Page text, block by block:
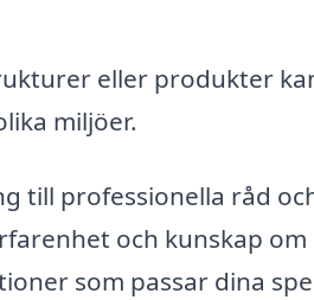
eller produkter
miljöer.
till professionella råd
och kunskap om
som passar dina